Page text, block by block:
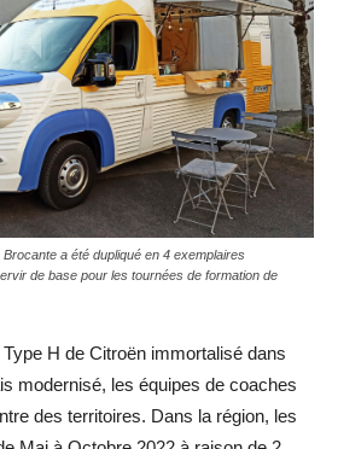
a été dupliqué en 4 exemplaires
de base pour les tournées de formation de
H de Citroën immortalisé dans
modernisé, les équipes de coaches
des territoires. Dans la région, les